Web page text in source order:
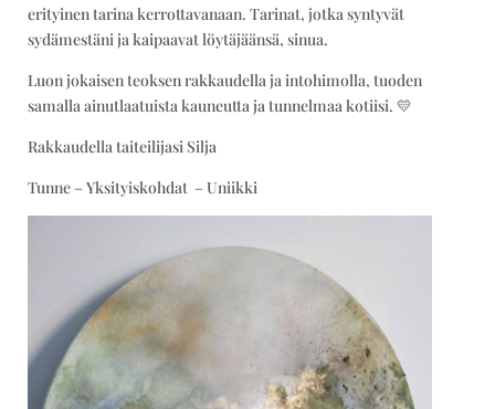
erityinen tarina kerrottavanaan. Tarinat, jotka syntyvät
sydämestäni ja kaipaavat löytäjäänsä, sinua.
Luon jokaisen teoksen rakkaudella ja intohimolla, tuoden
samalla ainutlaatuista kauneutta ja tunnelmaa kotiisi. 💛
Rakkaudella taiteilijasi Silja
Tunne – Yksityiskohdat – Uniikki